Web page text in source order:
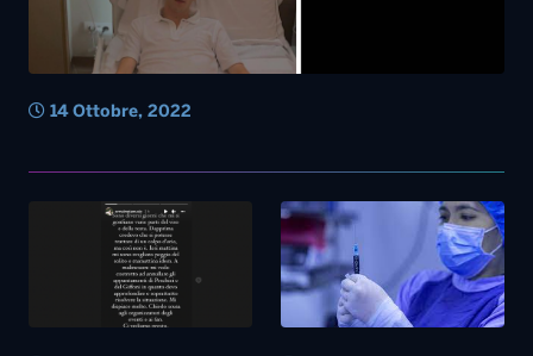
14 Ottobre, 2022